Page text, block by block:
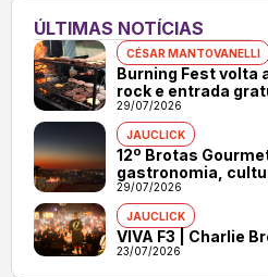
ÚLTIMAS NOTÍCIAS
CÉSAR MANTOVANELLI
Burning Fest volta
rock e entrada
29/07/2026
JAUCLICK
12º Brotas
gastronomia,
29/07/2026
JAUCLICK
VIVA F3 | Charlie
23/07/2026